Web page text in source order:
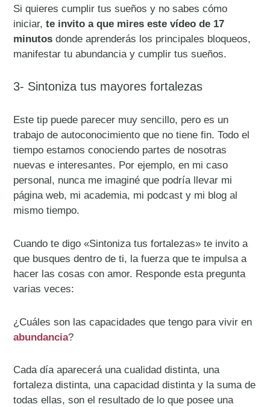
Si quieres cumplir tus sueños y no sabes cómo
iniciar,te invito a que mires este vídeo de 17
minutos donde aprenderás los principales bloqueos,
manifestar tu abundancia y cumplir tus sueños.
3- Sintoniza tus mayores fortalezas
Este tip puede parecer muy sencillo, pero es un
trabajo de autoconocimiento que no tiene fin. Todo el
tiempo estamos conociendo partes de nosotras
nuevas e interesantes. Por ejemplo, en mi caso
personal, nunca me imaginé que podría llevar mi
página web, mi academia, mi podcast y mi blog al
mismo tiempo.
Cuando te digo «Sintoniza tus fortalezas» te invito a
que busques dentro de ti, la fuerza que te impulsa a
hacer las cosas con amor. Responde esta pregunta
varias veces:
¿Cuáles son las capacidades que tengo para vivir en
abundancia?
Cada día aparecerá una cualidad distinta, una
fortaleza distinta, una capacidad distinta y la suma de
todas ellas, son el resultado de lo que posee una